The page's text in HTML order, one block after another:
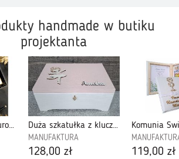
handmade w butiku
projektanta
Zaproszenia na 18 urodziny - Z18U03 Duża szkatułka z kluczykiem , Baletnica - KDZB05
MANUFAKTURA
128,00 zł 119,00 zł